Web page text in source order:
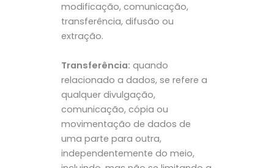
modificação, comunicação,
transferência, difusão ou
extração.
Transferência: quando
relacionado a dados, se refere a
qualquer divulgação,
comunicação, cópia ou
movimentação de dados de
uma parte para outra,
independentemente do meio,